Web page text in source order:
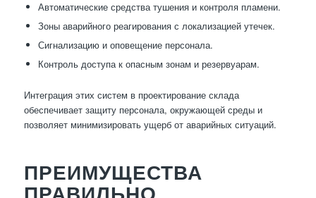
Автоматические средства тушения и контроля пламени.
Зоны аварийного реагирования с локализацией утечек.
Сигнализацию и оповещение персонала.
Контроль доступа к опасным зонам и резервуарам.
Интеграция этих систем в проектирование склада
обеспечивает защиту персонала, окружающей среды и
позволяет минимизировать ущерб от аварийных ситуаций.
ПРЕИМУЩЕСТВА